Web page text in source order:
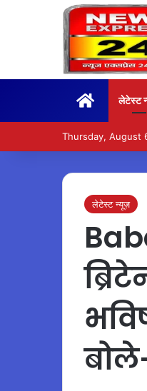
Homeलेटेस्ट
Thursday, August
लेटेस्ट न्यूज़